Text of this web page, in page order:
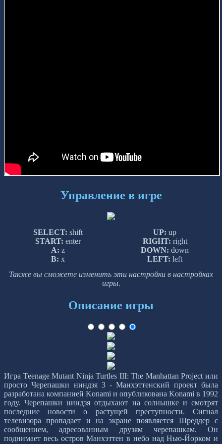
Управление в игре
SELECT: shift
START: enter
A: z
B: x
UP: up
RIGHT: right
DOWN: down
LEFT: left
Также вы сможете изменить эти настройки в настройках
игры.
Описание игры
Игра Teenage Mutant Ninja Turtles III: The Manhattan Project или
просто Черепашки ниндзя 3 - Манхэттенский проект была
разработана компанией Konami и опубликована Konami в 1992
году. Черепашки ниндзя отдыхают на солнышке и смотрят
последние новости о растущей преступности. Сигнал
телевизора пропадает и на экране появляется Шреддер с
сообщением, адресованным друзям черепашкам. Он
поднимает весь остров Манхэттен в небо над Нью-Йорком и